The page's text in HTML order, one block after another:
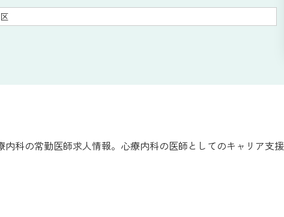
科の常勤医師求人情報。心療内科の医師としてのキャリア支